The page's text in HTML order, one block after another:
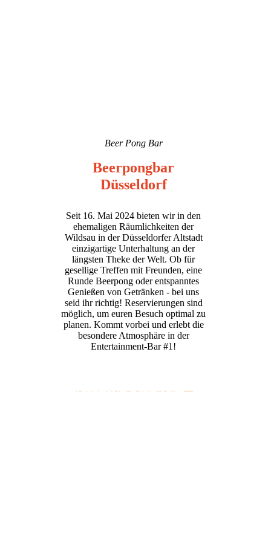
Beer Pong Bar
Beerpongbar
Düsseldorf
Seit 16. Mai 2024 bieten wir in den
ehemaligen Räumlichkeiten der
Wildsau in der Düsseldorfer Altstadt
einzigartige Unterhaltung an der
längsten Theke der Welt. Ob für
gesellige Treffen mit Freunden, eine
Runde Beerpong oder entspanntes
Genießen von Getränken - bei uns
seid ihr richtig! Reservierungen sind
möglich, um euren Besuch optimal zu
planen. Kommt vorbei und erlebt die
besondere Atmosphäre in der
Entertainment-Bar #1!
JETZT TISCH BUCHEN